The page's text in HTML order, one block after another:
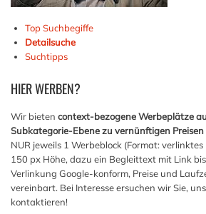
Top Suchbegiffe
Detailsuche
Suchtipps
HIERWERBEN?
Wir bieten context-bezogene Werbeplätze
Subkategorie-Ebene zu vernünftigen Preisen
NUR jeweils 1 Werbeblock (Format:
150 px Höhe, dazu ein Begleittext mit Link
Verlinkung Google-konform, Preise und
vereinbart. Bei Interesse ersuchen wir Sie,
kontaktieren!